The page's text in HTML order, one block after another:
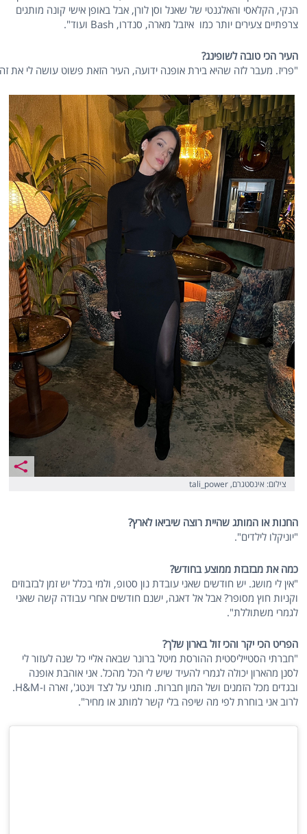
הנקי, הקלאסי והאלגנטי של שאנל וסן לורן, אבל באופן אישי קונה מותגים
צרפתיים צעירים יותר כמו איזבל מארה, סנדרו, Bash ועוד".
העיר הכי טובה לשופינג?
"פריז. מעבר לזה שהיא בירת אופנה ידועה, העיר הזאת פשוט עושה לי את
צילום: אינסטגרם, tali_power
החנות או המותג שהיית רוצה שיביאו לארץ?
"יוניקלו לילדים".
כמה את מבזבזת ממוצע בחודש?
"אין לי מושג. יש חודשים שאני עובדת נון סטופ, ולמי בכלל יש זמן לבזבוזים
וקניות חוץ מסופר? אבל אל דאגה, ישנם חודשים אחרי עבודה קשה שאני
לגמרי משתוללת".
הפריט הכי יקר והכי זול בארון שלך?
"חברתי הסטייליסטית ההורסת מיטל ברונר שבאה אליי כל שנה לעזור לי
לסנן מהארון יכולה לגמרי להעיד שיש לי הכל מהכל. אני אוהבת אופנה
ובגדים מכל הזמנים ושל המון חברות. מותגי על לצד וינטג', זארה ו-H&M.
לרוב אני בוחרת לפי מה שיפה בלי קשר למותג או מחיר".